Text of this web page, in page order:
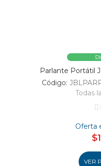
Parlante Portátil
Código:
Todas
Oferta
VER